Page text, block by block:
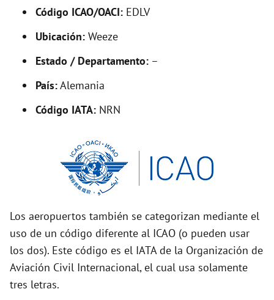
e
o
Código ICAO/OACI: EDLV
Ubicación: Weeze
Estado / Departamento: –
País:Alemania
Código IATA: NRN
Los aeropuertos también se categorizan mediante el
uso de un código diferente al ICAO (o pueden usar
los dos). Este código es el IATA de la Organización de
Aviación Civil Internacional, el cual usa solamente
tres letras.